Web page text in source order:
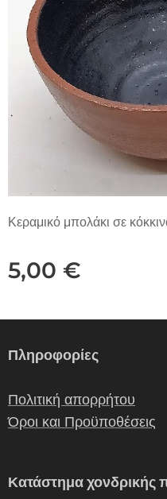
Κεραμικό μπολάκι σε
5,00 €
Πληροφορίες
Πολιτική απορρήτου
Όροι και Προϋποθέσεις
Κατάστημα